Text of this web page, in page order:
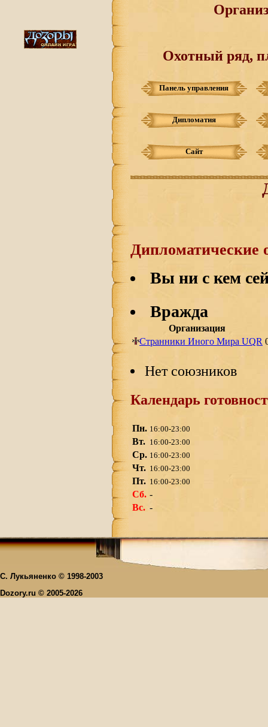
Охотный ряд,
Панель управления
Дипломатия
Сайт
Дипломатические
Вы ни с кем
Вражда
Организация
Странники Иного Мира UQR
Нет союзников
Календарь
Пн. 16:00-23:00
Вт. 16:00-23:00
Ср. 16:00-23:00
Чт. 16:00-23:00
Пт. 16:00-23:00
Сб. -
Вс. -
С. Лукьяненко © 1998-2003
Dozory.ru © 2005-2026